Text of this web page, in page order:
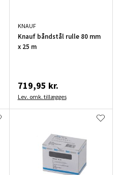
KNAUF
Knauf båndstål rulle 80 mm
x 25 m
719,95 kr.
Lev. omk. tillægges